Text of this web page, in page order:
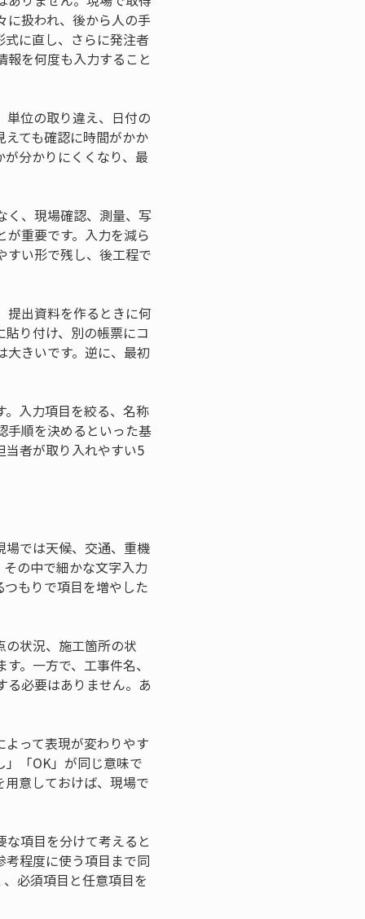
に扱われ、後から人の手
に直し、さらに発注者
を何度も入力すること
単位の取り違え、日付の
ても確認に時間がかか
分かりにくくなり、最
く、現場確認、測量、写
重要です。入力を減ら
すい形で残し、後工程で
提出資料を作るときに何
り付け、別の帳票にコ
きいです。逆に、最初
入力項目を絞る、名称
手順を決めるといった基
当者が取り入れやすい5
場では天候、交通、重機
の中で細かな文字入力
もりで項目を増やした
状況、施工箇所の状
。一方で、工事件名、
る必要はありません。あ
って表現が変わりやす
「OK」が同じ意味で
意しておけば、現場で
項目を分けて考えると
程度に使う項目まで同
必須項目と任意項目を